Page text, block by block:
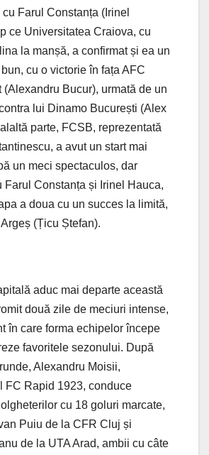
Farul Constanța (Irinel
ce Universitatea Craiova, cu
la manșă, a confirmat și ea un
cu o victorie în fața AFC
(Alexandru Bucur), urmată de un
lui Dinamo București (Alex
parte, FCSB, reprezentată
a avut un start mai
un meci spectaculos, dar
Farul Constanța și Irinel Hauca,
a doua cu un succes la limită,
(Țicu Ștefan).
aduc mai departe această
două zile de meciuri intense,
în care forma echipelor începe
favoritele sezonului. După
Alexandru Moisii,
FC Rapid 1923, conduce
cu 18 goluri marcate,
Puiu de la CFR Cluj și
de la UTA Arad, ambii cu câte